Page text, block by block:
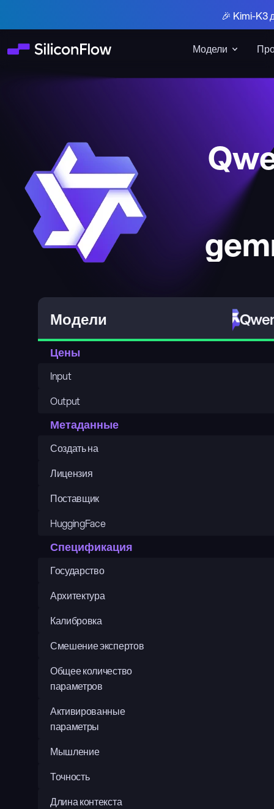
Модели
🎉 Kimi-K3
Модели
Цены
Input
Output
Метаданные
Создать на
Лицензия
Поставщик
HuggingFace
Спецификация
Государство
Архитектура
Калибровка
Смешение экспертов
Общее количество
параметров
Активированные
параметры
Мышление
Точность
Длина контекста